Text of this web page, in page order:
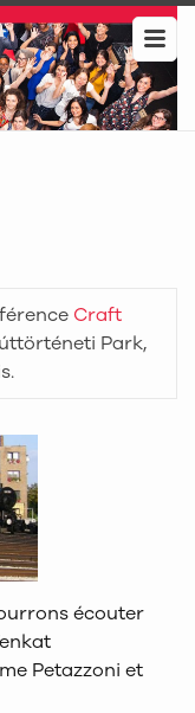
Craft
Park,
écouter
Petazzoni et